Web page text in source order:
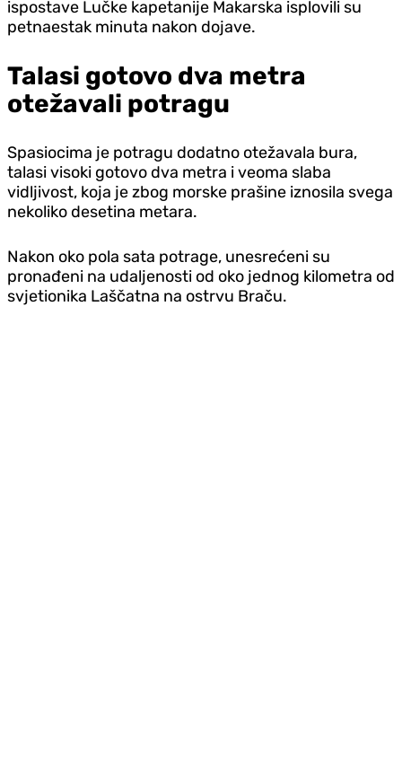
ispostave Lučke kapetanije Makarska isplovili su
petnaestak minuta nakon dojave.
Talasi gotovo dva metra
otežavali potragu
Spasiocima je potragu dodatno otežavala bura,
talasi visoki gotovo dva metra i veoma slaba
vidljivost, koja je zbog morske prašine iznosila svega
nekoliko desetina metara.
Nakon oko pola sata potrage, unesrećeni su
pronađeni na udaljenosti od oko jednog kilometra od
svjetionika Laščatna na ostrvu Braču.